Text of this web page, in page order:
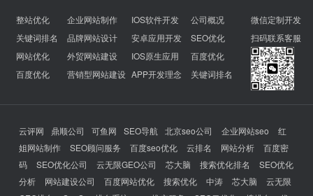
整站优化
关键词排名
网站优化
百度优化
企业网站制作
品牌网站设计
外贸网站建设
营销型网站建设
IOS软件开发
安卓应用开发
IOS原生应用
APP开发理念
公司概况
SEO优化
百度优化
关键词排名
微信定制开发
扫码联系客服
云评网 鼎顺公司 可鱼网 SEO导航 北京seo公司 企业网站seo
红
姐网站制作
SEO顾问服务 百度seo优化 云排名 网站分析
百度密
码
SEO优化公司 云无限GEO公司 芯大脑 搜索优化排名
SEO优化
分析
网站建设公司 百度网站优化 搜索优化 中涛 芯大脑
云无限